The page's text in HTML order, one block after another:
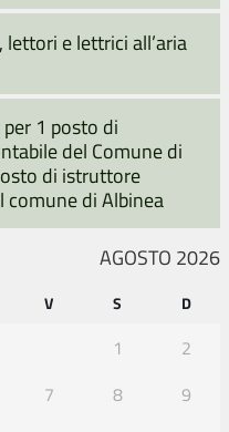
lettori e lettrici all’aria
1 posto di
del Comune di
di istruttore
di Albinea
AGOSTO 2026
V S D
1
2
7 8
9